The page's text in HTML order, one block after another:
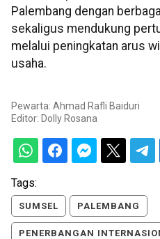
Palembang dengan
sekaligus mendukung
melalui peningkatan arus
usaha.
Pewarta: Ahmad Rafli Baiduri
Editor: Dolly Rosana
Tags:
SUMSEL PALEMBANG
PENERBANGAN